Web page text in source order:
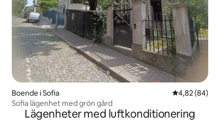
Boende i Sofia 4,82 av 5 i
4,82 (84)
Sofia lägenhet med grön gård
Lägenheter med luftkonditionering